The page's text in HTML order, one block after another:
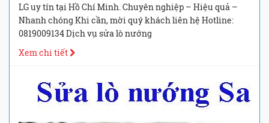
LG uy tín tại Hồ Chí Minh. Chuyên nghiệp – Hiệu quả –
Nhanh chóng Khi cần, mời quý khách liên hệ Hotline:
0819009134 Dịch vụ sửa lò nướng
Xem chi tiết